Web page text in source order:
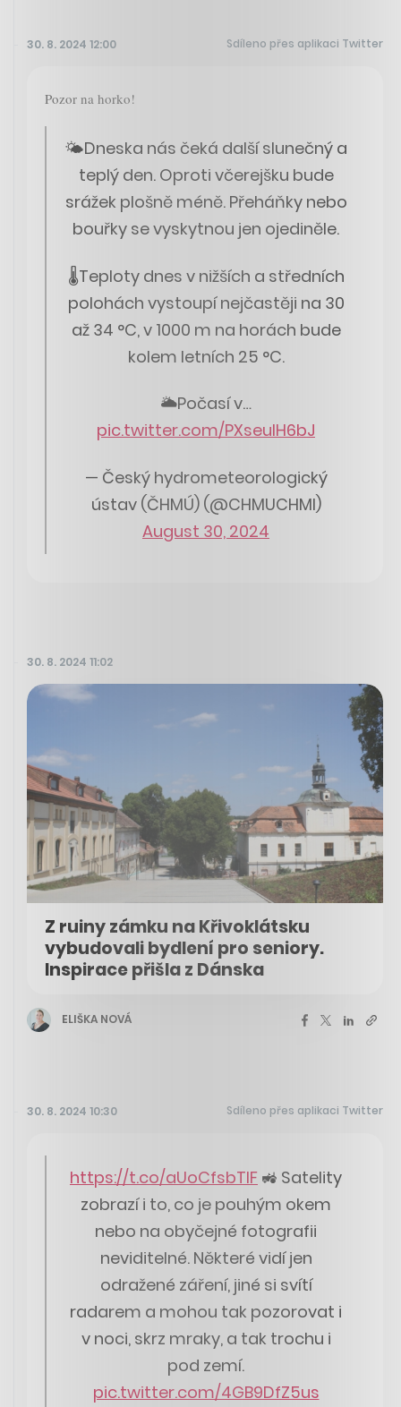
30. 8. 2024 12:00 Sdíleno přes aplikaci Twitter
Pozor na horko!
🌤Dneska nás čeká další slunečný a
teplý den. Oproti včerejšku bude
srážek plošně méně. Přeháňky nebo
bouřky se vyskytnou jen ojediněle.
🌡Teploty dnes v nižších a středních
polohách vystoupí nejčastěji na 30
až 34 °C, v 1000 m na horách bude
kolem letních 25 °C.
🌥Počasí v…
pic.twitter.com/PXseuIH6bJ
— Český hydrometeorologický
ústav (ČHMÚ) (@CHMUCHMI)
August 30, 2024
30. 8. 2024 11:02
Z ruiny zámku na Křivoklátsku
vybudovali bydlení pro seniory.
Inspirace přišla z Dánska
ELIŠKA NOVÁ
30. 8. 2024 10:30 Sdíleno přes aplikaci Twitter
https://t.co/aUoCfsbTIF 🚜 Satelity
zobrazí i to, co je pouhým okem
nebo na obyčejné fotografii
neviditelné. Některé vidí jen
odražené záření, jiné si svítí
radarem a mohou tak pozorovat i
v noci, skrz mraky, a tak trochu i
pod zemí.
pic.twitter.com/4GB9DfZ5us